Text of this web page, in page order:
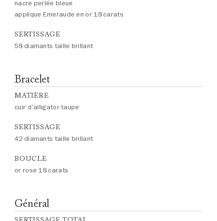
nacre perlée bleue
applique Emeraude en or 18 carats
SERTISSAGE
58 diamants taille brillant
Bracelet
MATIÈRE
cuir d'alligator taupe
SERTISSAGE
42 diamants taille brillant
BOUCLE
or rose 18 carats
Général